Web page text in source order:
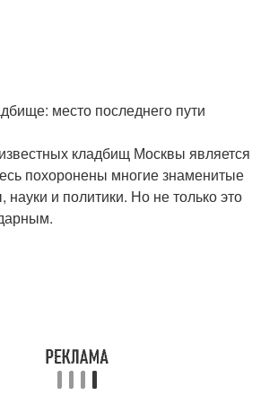
место последнего пути
кладбищ Москвы является
похоронены многие знаменитые
науки и политики. Но не только это